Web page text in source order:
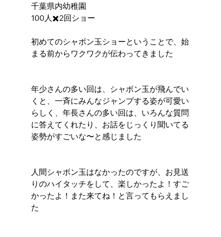
千葉県内幼稚園
100人✖️2回ショー
初めてのシャボン玉ショーということで、始
まる前からワクワクが伝わってきました
年少さんの多い回は、シャボン玉が飛んでい
くと、一斉にみんなジャンプする姿が可愛い
らしく、年長さんの多い回は、いろんな質問
に答えてくれたり、お話をじっくり聞いてる
姿勢がすごいな〜と感じました
人間シャボン玉はなかったのですが、お見送
りのハイタッチをして、楽しかったよ！すご
かったよ！また来てね！と言ってもらえまし
た